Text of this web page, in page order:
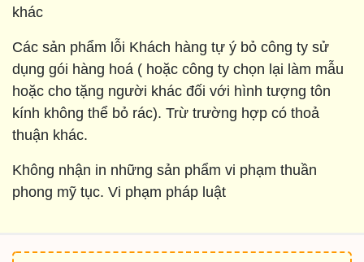
khác
Các sản phẩm lỗi Khách hàng tự ý bỏ công ty sử
dụng gói hàng hoá ( hoặc công ty chọn lại làm mẫu
hoặc cho tặng người khác đối với hình tượng tôn
kính không thể bỏ rác). Trừ trường hợp có thoả
thuận khác.
Không nhận in những sản phẩm vi phạm thuần
phong mỹ tục. Vi phạm pháp luật